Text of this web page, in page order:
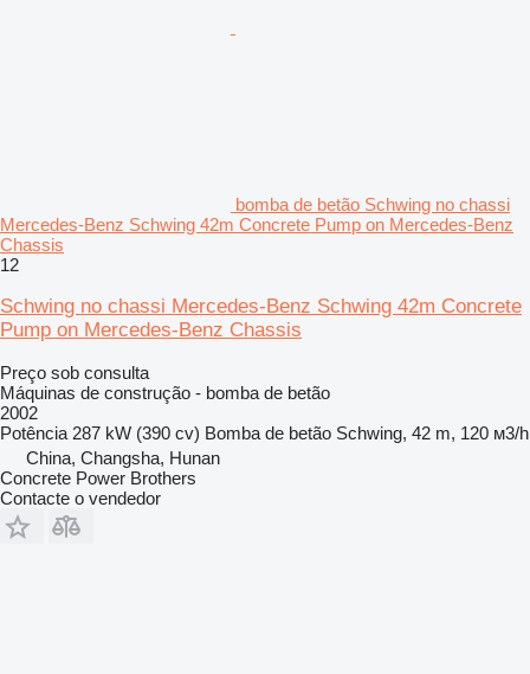
bomba de betão Schwing no chassi
Mercedes-Benz Schwing 42m Concrete Pump on Mercedes-Benz
Chassis
12
Schwing no chassi Mercedes-Benz Schwing 42m Concrete
Pump on Mercedes-Benz Chassis
Preço sob consulta
Máquinas de construção - bomba de betão
2002
Potência 287 kW (390 cv) Bomba de betão Schwing, 42 m, 120 м3/h
China, Changsha, Hunan
Concrete Power Brothers
Contacte o vendedor